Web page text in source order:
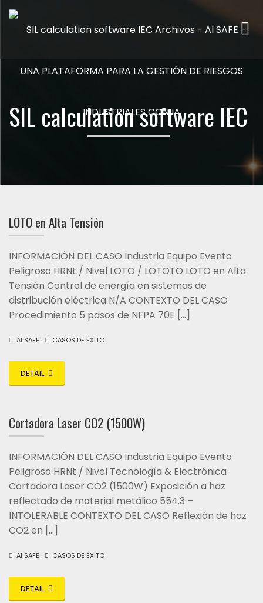
SIL calculation software IEC
LOTO en Alta Tensión
INFORMACIÓN DEL CASO Industria Equipo Evento
Peligroso HRNt / Nivel LOTO / LOTOTO LOTO en Alta
Tensión Control de energía en sistemas de
distribución eléctrica N/A CONTEXTO DEL CASO
Procedimiento 5 pasos de NFPA 70E […]
AI SAFE CASOS DE ÉXITO
DETAIL
Cortadora Laser CO2 (1500W)
INFORMACIÓN DEL CASO Industria Equipo Evento
Peligroso HRNt / Nivel Tecnología & Electrónica
Cortadora Laser CO2 (1500W) Exposición a haz
reflectado de material metálico 554.3 –
INTOLERABLE CONTEXTO DEL CASO Reflexión de haz
CO2 en […]
AI SAFE CASOS DE ÉXITO
DETAIL